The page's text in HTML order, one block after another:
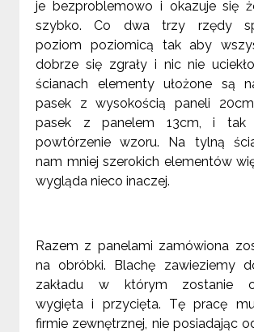
je bezproblemowo i okazuje się
szybko. Co dwa trzy rzędy
poziom poziomicą tak aby
dobrze się zgrały i nic nie
ścianach elementy ułożone są
pasek z wysokością paneli
pasek z panelem 13cm, i tak
powtórzenie wzoru. Na tylną
nam mniej szerokich elementów
wygląda nieco inaczej.
Razem z panelami zamówiona
na obróbki. Blachę zawieziemy
zakładu w którym zostanie
wygięta i przycięta. Tę pracę
firmie zewnętrznej, nie posiadając